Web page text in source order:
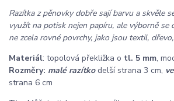
Razítka z pěnovky dobře sají barvu a skvěle
využít na potisk nejen papíru, ale výborně se
ne zcela rovné povrchy, jako jsou textil,
Materiál: topolová překližka o tl. 5 mm,
Rozměry: malé razítkodelší strana 3 cm,
strana 6 cm